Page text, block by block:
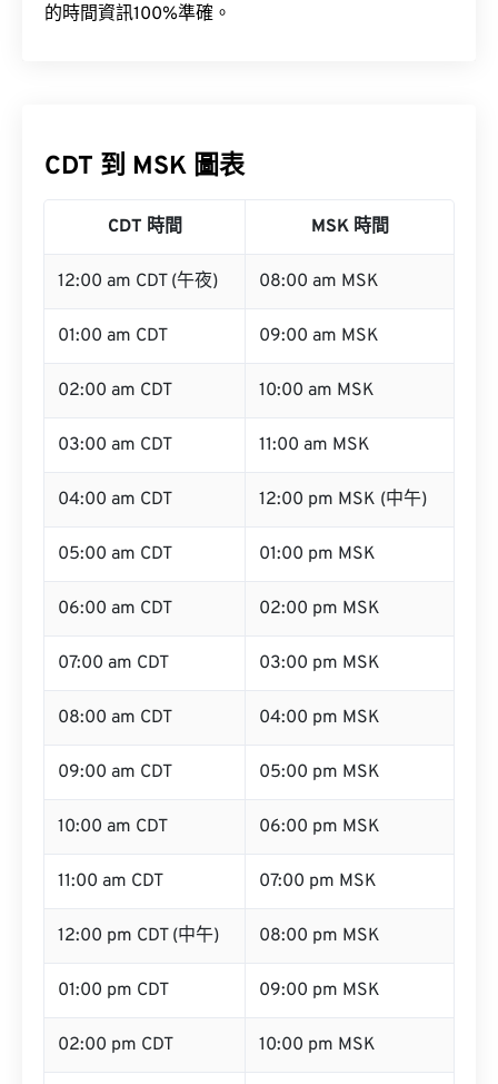
的時間資訊100%準確。
CDT 到 MSK 圖表
CDT 時間 MSK 時間
12:00 am CDT (午夜) 08:00 am MSK
01:00 am CDT 09:00 am MSK
02:00 am CDT 10:00 am MSK
03:00 am CDT 11:00 am MSK
04:00 am CDT 12:00 pm MSK (中午)
05:00 am CDT 01:00 pm MSK
06:00 am CDT 02:00 pm MSK
07:00 am CDT 03:00 pm MSK
08:00 am CDT 04:00 pm MSK
09:00 am CDT 05:00 pm MSK
10:00 am CDT 06:00 pm MSK
11:00 am CDT 07:00 pm MSK
12:00 pm CDT (中午) 08:00 pm MSK
01:00 pm CDT 09:00 pm MSK
02:00 pm CDT 10:00 pm MSK